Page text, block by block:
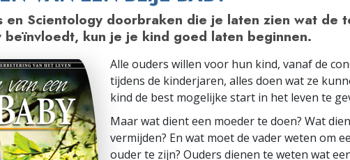
en Scientology doorbraken die je laten zien wat de
beïnvloedt, kun je je kind goed laten beginnen.
Alle ouders willen voor hun kind, vanaf de
tijdens de kinderjaren, alles doen wat ze
kind de best mogelijke start in het leven te
Maar wat dient een moeder te doen? Wat
vermijden? En wat moet de vader weten om
ouder te zijn? Ouders dienen te weten wat